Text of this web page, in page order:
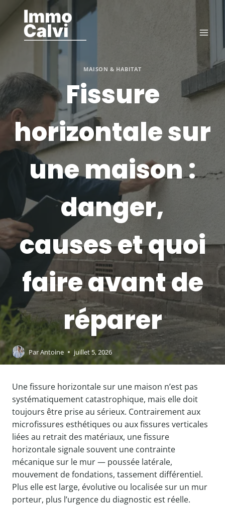
contenu
MAISON & HABITAT
Fissure
horizontale sur
une maison :
danger,
causes et quoi
faire avant de
réparer
ParAntoine juillet 5, 2026
Une fissure horizontale sur une maison n’est pas
systématiquement catastrophique, mais elle doit
toujours être prise au sérieux. Contrairement aux
microfissures esthétiques ou aux fissures verticales
liées au retrait des matériaux, une fissure
horizontale signale souvent une contrainte
mécanique sur le mur — poussée latérale,
mouvement de fondations, tassement différentiel.
Plus elle est large, évolutive ou localisée sur un mur
porteur, plus l’urgence du diagnostic est réelle.